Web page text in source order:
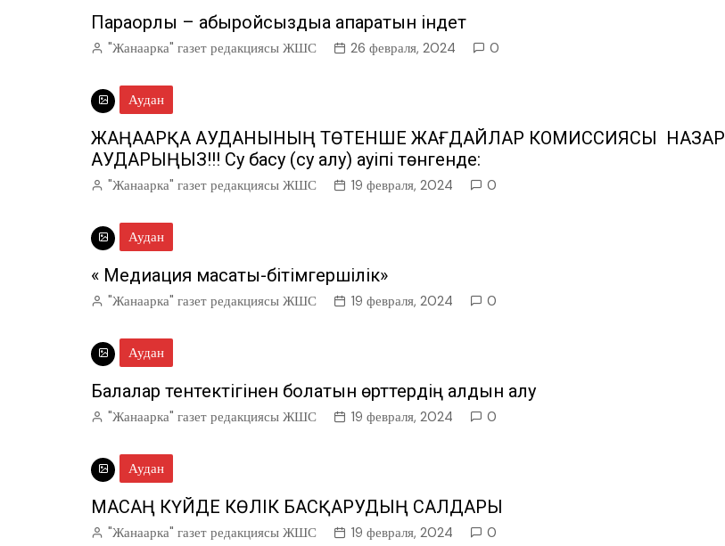
Парақорлық – абыройсыздыққа апаратын індет
"Жанаарка" газет редакциясы ЖШС 26 февраля, 2024 0
Аудан
ЖАҢААРҚА АУДАНЫНЫҢ ТӨТЕНШЕ ЖАҒДАЙЛАР КОМИССИЯСЫ НАЗАР
АУДАРЫҢЫЗ!!! Су басу (су алу) қауіпі төнгенде:
"Жанаарка" газет редакциясы ЖШС 19 февраля, 2024 0
Аудан
« Медиация мақсаты-бітімгершілік»
"Жанаарка" газет редакциясы ЖШС 19 февраля, 2024 0
Аудан
Балалар тентектігінен болатын өрттердің алдын алу
"Жанаарка" газет редакциясы ЖШС 19 февраля, 2024 0
Аудан
МАСАҢ КҮЙДЕ КӨЛІК БАСҚАРУДЫҢ САЛДАРЫ
"Жанаарка" газет редакциясы ЖШС 19 февраля, 2024 0